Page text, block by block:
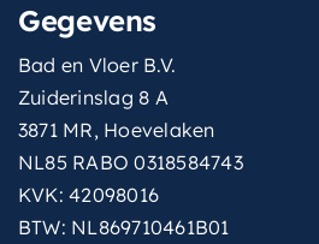
Gegevens
Bad en Vloer B.V.
Zuiderinslag 8 A
3871 MR, Hoevelaken
NL85 RABO 0318584743
KVK: 42098016
BTW: NL869710461B01